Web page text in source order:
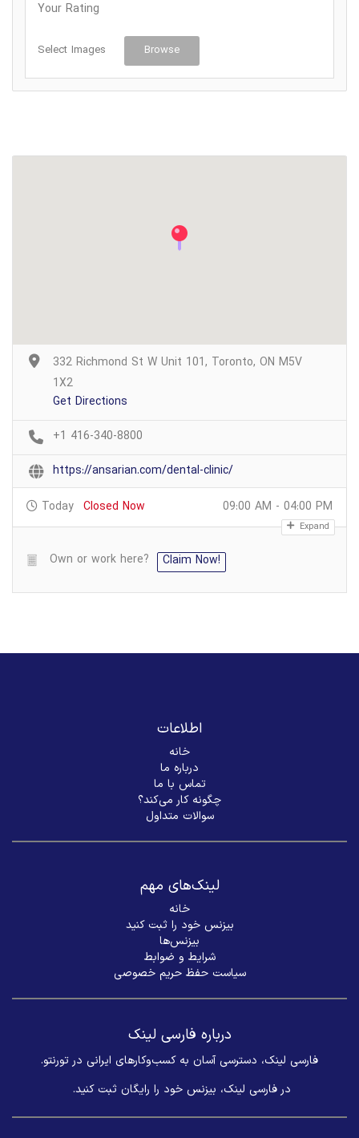
Your Rating
Select Images Browse
332 Richmond St W Unit 101, Toronto, ON M5V
1X2
Get Directions
+1 416-340-8800
https://ansarian.com/dental-clinic/
Today Closed Now 09:00 AM - 04:00 PM
Expand
Own or work here? Claim Now!
اطلاعات
خانه
درباره ما
تماس با ما
چگونه کار می‌کند؟
سوالات متداول
لینک‌های مهم
خانه
بیزنس خود را ثبت کنید
بیزنس‌ها
شرایط و ضوابط
سیاست حفظ حریم خصوصی
درباره فارسی لینک
فارسی لینک، دسترسی آسان به کسب‌وکارهای ایرانی در تورنتو.
در فارسی لینک، بیزنس خود را رایگان ثبت کنید. ​